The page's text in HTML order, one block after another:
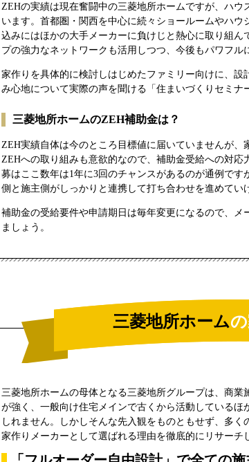
ZEHの実績は現在奮闘中の三菱地所ホームですが、ハ
います。首都圏・関西を中心に続々ショールームやハ
込みにはほかの大手メーカーに負けじと熱心に取り組
プの強力なネットワークも活用しつつ、今後もパワフル
家作りを具体的に検討しはじめたファミリー向けに、
み心地について実際の声を聞ける「住まいづくりセミナ
三菱地所ホームのZEH補助金は？
ZEH実績自体は今のところ目標値に届いていませんが、
ZEHへの取り組みも意欲的なので、補助金受給への対
募はここ数年は1年に3回のチャンスがあるのが通例で
側と施主側がしっかりと連携して打ち合わせを進めてい
補助金の受給要件や申請期日は毎年変更になるので、
ましょう。
三菱地所ホーム
三菱地所ホームの母体となる三菱地所グループは、商
が強く、一般向け住宅メインで古くから活動している
しれません。しかしそんな先入観をものともせず、多
家作りメーカーとして選ばれる理由を徹底的にリサーチ